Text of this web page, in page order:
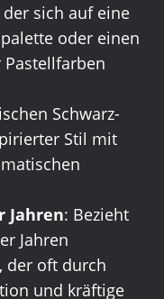
sich auf eine
oder einen
Pastellfarben
Schwarz-
Stil mit
Jahren: Bezieht
Jahren
der oft durch
und kräftige